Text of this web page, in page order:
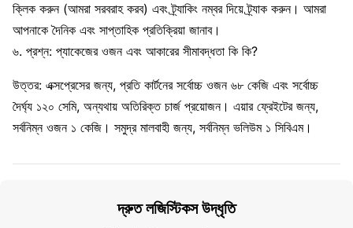
ক্লিক করুন (আমরা সরবরাহ করব) এবং ট্র্যাকিং নম্বর দিয়ে ট্র্যাক করুন। আমরা
আপনাকে দৈনিক এবং সাপ্তাহিক প্রতিক্রিয়া জানাব।
৬. প্রশ্ন: প্যাকেজের ওজন এবং আকারের সীমাবদ্ধতা কি কি?
উত্তর: এক্সপ্রেসের জন্য, প্রতি কার্টনের সর্বোচ্চ ওজন ৬৮ কেজি এবং সর্বোচ্চ
দৈর্ঘ্য ১২০ সেমি, অন্যথায় অতিরিক্ত চার্জ প্রয়োজন। এয়ার ফ্রেইটের জন্য,
সর্বনিম্ন ওজন ১ কেজি। সমুদ্র মালবাহী জন্য, সর্বনিম্ন ভলিউম ১ সিবিএম।
দ্রুত লজিস্টিকস উদ্ধৃতি